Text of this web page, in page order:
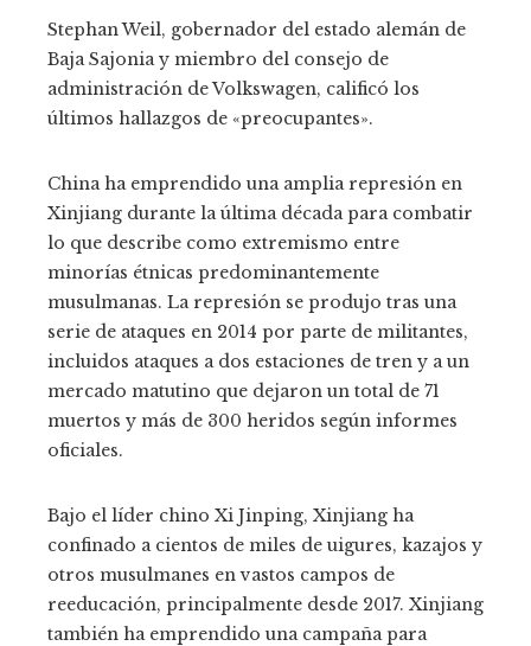
Stephan Weil, gobernador del estado alemán de
Baja Sajonia y miembro del consejo de
administración de Volkswagen, calificó los
últimos hallazgos de «preocupantes».
China ha emprendido una amplia represión en
Xinjiang durante la última década para combatir
lo que describe como extremismo entre
minorías étnicas predominantemente
musulmanas. La represión se produjo tras una
serie de ataques en 2014 por parte de militantes,
incluidos ataques a dos estaciones de tren y a un
mercado matutino que dejaron un total de 71
muertos y más de 300 heridos según informes
oficiales.
Bajo el líder chino Xi Jinping, Xinjiang ha
confinado a cientos de miles de uigures, kazajos y
otros musulmanes en vastos campos de
reeducación, principalmente desde 2017. Xinjiang
también ha emprendido una campaña para